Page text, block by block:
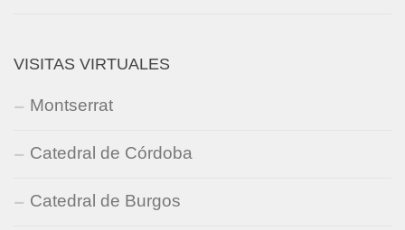
VISITAS VIRTUALES
Montserrat
Catedral de Córdoba
Catedral de Burgos